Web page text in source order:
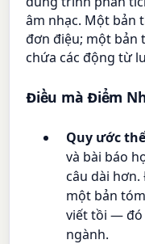
âm nhạc. Một bản
đơn điệu; một bản
chứa các động từ
Điều mà Điểm
Quy ước
và bài báo
câu dài
một bản
viết tồi — đó
ngành.